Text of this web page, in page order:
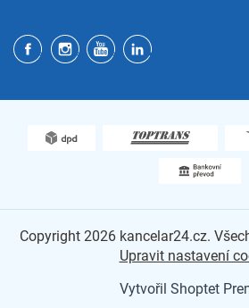
Vytvořil Shoptet
Copyright 2026 kancelar24.cz.
Upravit nastavení